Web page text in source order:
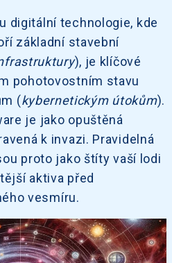
digitální technologie, kde
základní stavební
), je klíčové
pohotovostním stavu
(kybernetickým útokům).
je jako opuštěná
k invazi. Pravidelná
proto jako štíty vaší lodi
aktiva před
vesmíru.